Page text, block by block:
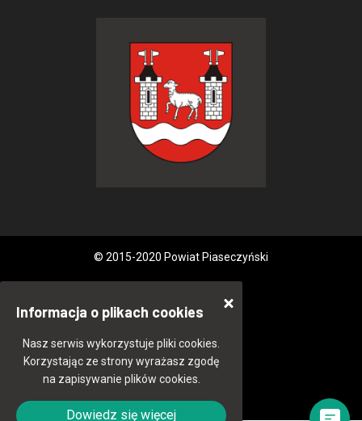
© 2015-2020 Powiat Piaseczyński
Informacja o plikach cookies
Nasz serwis wykorzystuje pliki cookies.
Korzystając ze strony wyrażasz zgodę
na zapisywanie plików cookies.
Dowiedz się więcej